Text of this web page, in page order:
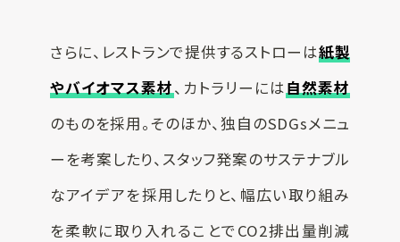
さらに、レストランで提供するストローは紙製
やバイオマス素材、カトラリーには自然素材
のものを採用。そのほか、独自のSDGsメニュ
ーを考案したり、スタッフ発案のサステナブル
なアイデアを採用したりと、幅広い取り組み
を柔軟に取り入れることでCO2排出量削減